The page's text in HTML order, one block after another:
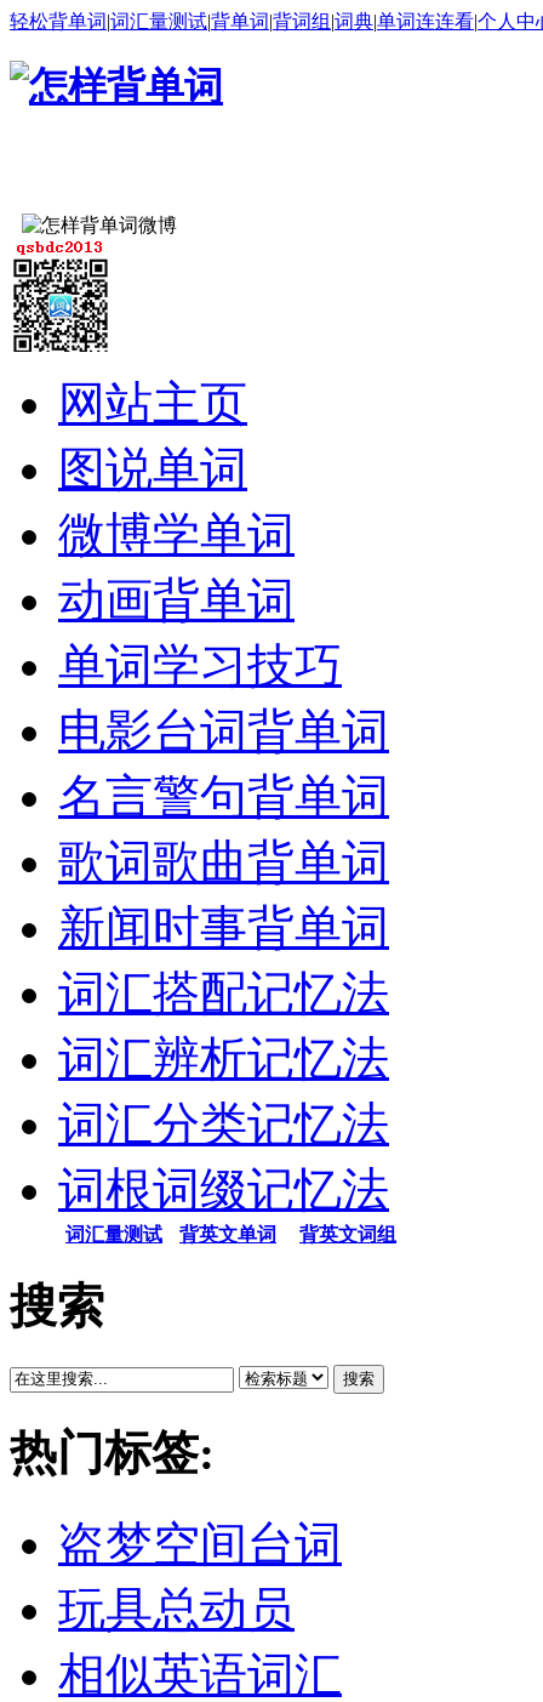
轻松背单词|词汇量测试|背单词|背词组 |词典|单词连连看|个人中
网站主页
图说单词
微博学单词
动画背单词
单词学习技巧
电影台词背单词
名言警句背单词
歌词歌曲背单词
新闻时事背单词
词汇搭配记忆法
词汇辨析记忆法
词汇分类记忆法
词根词缀记忆法
词汇量测试 背英文单词 背英文词组
搜索
搜索
热门标签:
盗梦空间台词
玩具总动员
相似英语词汇